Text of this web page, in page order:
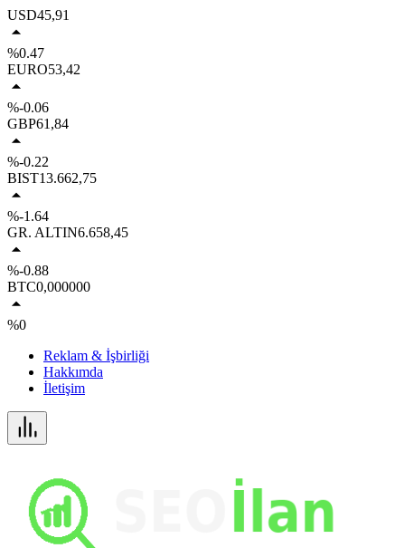
USD45,91
%0.47
EURO53,42
%-0.06
GBP61,84
%-0.22
BIST13.662,75
%-1.64
GR. ALTIN6.658,45
%-0.88
BTC0,000000
%0
Reklam & İşbirliği
Hakkımda
İletişim